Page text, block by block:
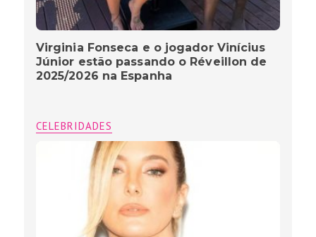
Virginia Fonseca e o jogador Vinícius
Júnior estão passando o Réveillon de
2025/2026 na Espanha
CELEBRIDADES